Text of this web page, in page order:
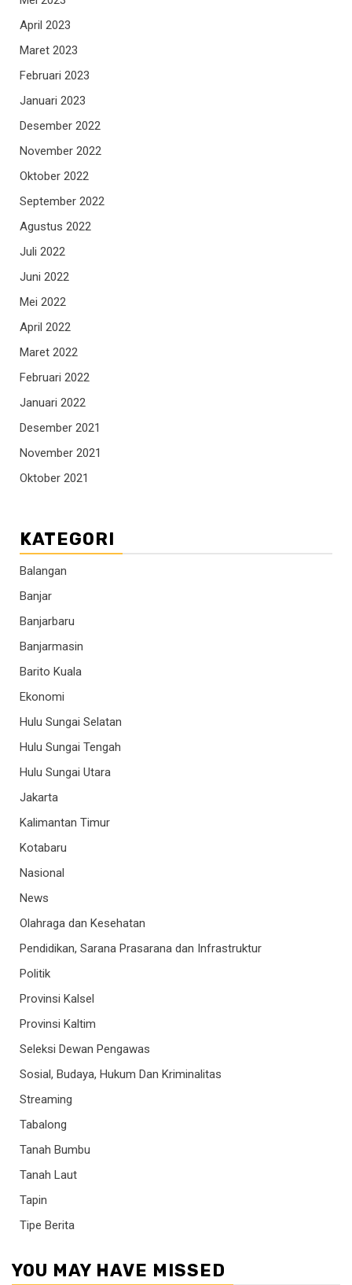
April 2023
Maret 2023
Februari 2023
Januari 2023
Desember 2022
November 2022
Oktober 2022
September 2022
Agustus 2022
Juli 2022
Juni 2022
Mei 2022
April 2022
Maret 2022
Februari 2022
Januari 2022
Desember 2021
November 2021
Oktober 2021
KATEGORI
Balangan
Banjar
Banjarbaru
Banjarmasin
Barito Kuala
Ekonomi
Hulu Sungai Selatan
Hulu Sungai Tengah
Hulu Sungai Utara
Jakarta
Kalimantan Timur
Kotabaru
Nasional
News
Olahraga dan Kesehatan
Pendidikan, Sarana Prasarana dan Infrastruktur
Politik
Provinsi Kalsel
Provinsi Kaltim
Seleksi Dewan Pengawas
Sosial, Budaya, Hukum Dan Kriminalitas
Streaming
Tabalong
Tanah Bumbu
Tanah Laut
Tapin
Tipe Berita
YOU MAY HAVE MISSED